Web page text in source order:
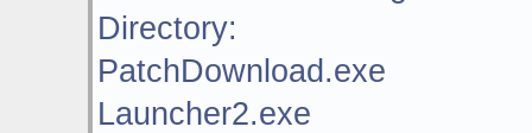
Directory:
PatchDownload.exe
Launcher2.exe